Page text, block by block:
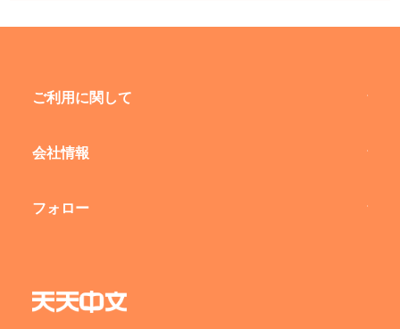
ご利用に関して
会社情報
フォロー